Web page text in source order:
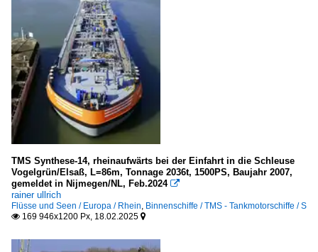
TMS Synthese-14, rheinaufwärts bei der Einfahrt in die Schleuse
Vogelgrün/Elsaß, L=86m, Tonnage 2036t, 1500PS, Baujahr 2007,
gemeldet in Nijmegen/NL, Feb.2024 
rainer ullrich
Flüsse und Seen / Europa / Rhein Binnenschiffe / TMS - Tankmotorschiffe / S
 169 946x1200 Px, 18.02.2025 